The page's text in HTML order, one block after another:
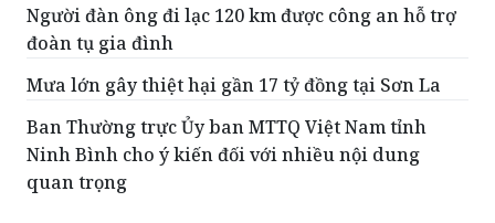
Người đàn ông đi lạc 120 km được công an hỗ trợ
đoàn tụ gia đình
Mưa lớn gây thiệt hại gần 17 tỷ đồng tại Sơn La
Ban Thường trực Ủy ban MTTQ Việt Nam tỉnh
Ninh Bình cho ý kiến đối với nhiều nội dung
quan trọng